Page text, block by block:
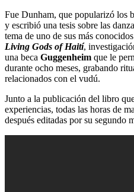
Fue Dunham, que popularizó los
y escribió una tesis sobre las
tema de uno de sus más
Living Gods of Haití,
una beca Guggenheim que le
durante ocho meses, grabando
relacionados con el vudú.
Junto a la publicación del libro
experiencias, todas las horas de
después editadas por su segundo